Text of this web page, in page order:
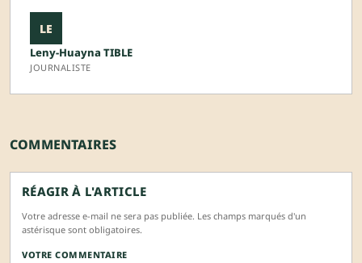
LE
Leny-Huayna TIBLE
JOURNALISTE
COMMENTAIRES
RÉAGIR À L'ARTICLE
Votre adresse e-mail ne sera pas publiée. Les champs marqués d'un
astérisque sont obligatoires.
VOTRE COMMENTAIRE